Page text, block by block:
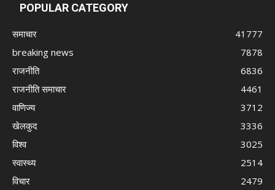
POPULAR CATEGORY
समाचार
41777
breaking news
7878
राजनीति
6836
राजनीति समाचार
4461
वाणिज्य
3712
खेलकुद
3336
विश्व
3025
स्वास्थ्य
2514
विचार
2479